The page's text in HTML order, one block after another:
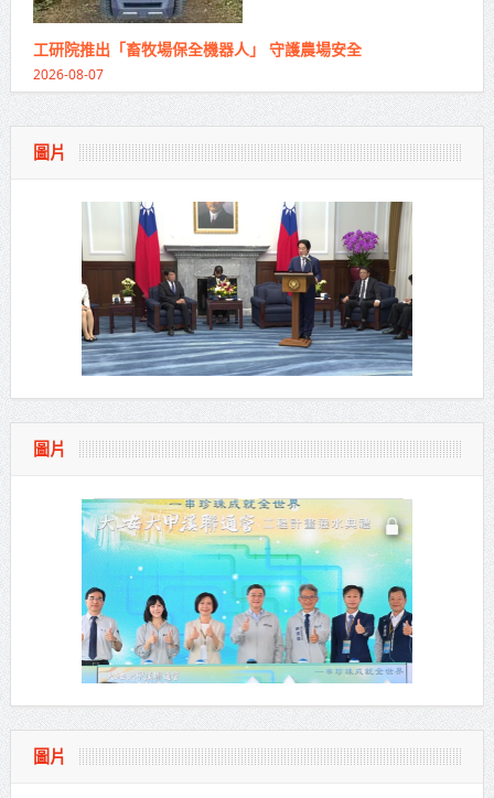
工研院推出「畜牧場保全機器人」 守護農場安全
2026-08-07
圖片
圖片
圖片